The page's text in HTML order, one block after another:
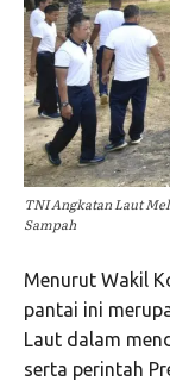
TNI Angkatan Laut
Sampah
Menurut Wakil
pantai ini
Laut dalam
serta perintah